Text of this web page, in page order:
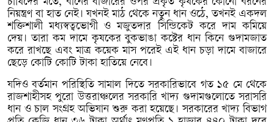
নিয়ন্ত্রণ বা হাত নেই। যখনই মাঠ থেকে নতুন ধান ওঠে, তখনই একদল
শক্তিশালী মধ্যস্বত্বভোগী ও মজুতদার সিন্ডিকেট করে দাম কমিয়ে
দেয়। তারা কম দামে কৃষকের বুকভাঙা কষ্টের ধান কিনে গুদামজাত
করে রাখছে এবং মাত্র কয়েক মাস পরেই এই ধান চড়া দামে বাজারে
ছেড়ে কোটি কোটি টাকা হাতিয়ে নেবে।
যদিও বর্তমান পরিস্থিতি সামাল দিতে সরকারিভাবে গত ১৫ মে থেকে
রাজশাহীসহ পুরো উত্তরাঞ্চলের সরকারি খাদ্য গুদামগুলোতে সরাসরি
ধান ও চাল সংগ্রহ অভিযান শুরু করা হয়েছে। সরকারের খাদ্য বিভাগ